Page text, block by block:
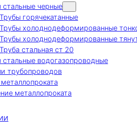
стальные черные
Трубы горячекатанные
Трубы холоднодеформированные
Трубы холоднодеформированные
Труба стальная ст 20
стальные водогазопроводные
трубопроводов
металлопроката
металлопроката